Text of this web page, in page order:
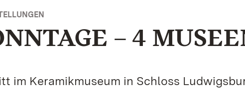
– 4
im Keramikmuseum in Schloss